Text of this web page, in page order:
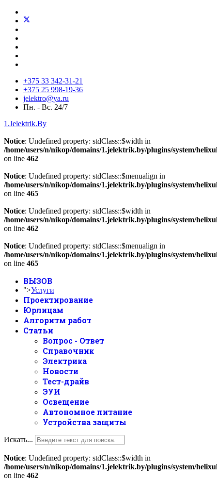
+375 33 342-31-21
+375 25 998-19-36
jelektro@ya.ru
Пн. - Вс. 24/7
1.Jelektrik.By
Notice: Undefined property: stdClass::$width in
/home/users/n/nikop/domains/1.jelektrik.by/plugins/system/
on line 462
Notice: Undefined property: stdClass::$menualign in
/home/users/n/nikop/domains/1.jelektrik.by/plugins/system/
on line 465
Notice: Undefined property: stdClass::$width in
/home/users/n/nikop/domains/1.jelektrik.by/plugins/system/
on line 462
Notice: Undefined property: stdClass::$menualign in
/home/users/n/nikop/domains/1.jelektrik.by/plugins/system/
on line 465
ВЫЗОВ
">Услуги
Проектирование
Юрлицам
Алгоритм работ
Статьи
Вопрос - Ответ
Справочник
Электрика
Новости
Тест-драйв
ЭУИ
Освещение
Автономное питание
Устройства защиты
Искать...
Notice: Undefined property: stdClass::$width in
/home/users/n/nikop/domains/1.jelektrik.by/plugins/system/
on line 462